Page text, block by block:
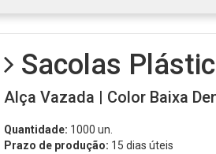
Sacolas
Alça Vazada | Color Baixa
Quantidade: 1000 un.
Prazo de produção: 15 dias úteis